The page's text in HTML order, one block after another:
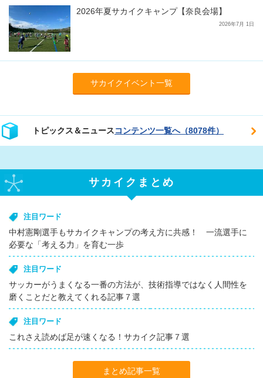
2026年夏サカイクキャンプ【奈良会場】
2026年7月 1日
サカイクイベント一覧
トピックス＆ニュースコンテンツ一覧へ（8078件）
サカイクまとめ
注目ワード
中村憲剛選手もサカイクキャンプの考え方に共感！ 一流選手に
必要な「考える力」を育む一歩
注目ワード
サッカーがうまくなる一番の方法が、技術指導ではなく人間性を
磨くことだと教えてくれる記事７選
注目ワード
これさえ読めば足が速くなる！サカイク記事７選
まとめ記事一覧